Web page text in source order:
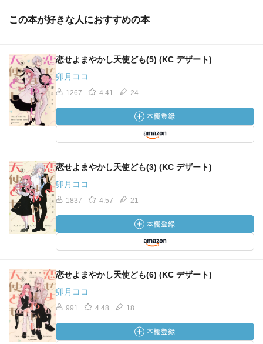
この本が好きな人におすすめの本
恋せよまやかし天使ども(5) (KC デザート)
卯月ココ
1267 4.41 24
恋せよまやかし天使ども(3) (KC デザート)
卯月ココ
1837 4.57 21
恋せよまやかし天使ども(6) (KC デザート)
卯月ココ
991 4.48 18